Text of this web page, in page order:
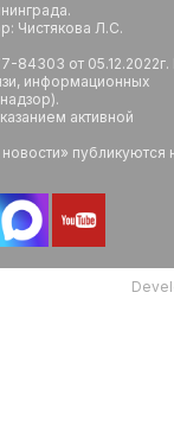
Чистякова Л.С.
84303 от
информационных
активной
публикуются